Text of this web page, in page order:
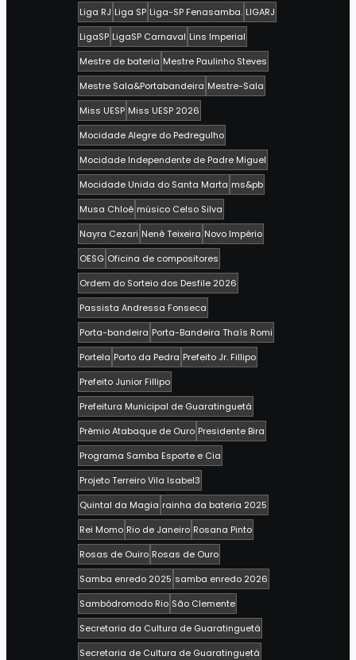
Liga RJ Liga SP Liga-SP Fenasamba. LIGARJ
LigaSP LigaSP Carnaval Lins Imperial
Mestre de bateria Mestre Paulinho Steves
Mestre Sala&Portabandeira Mestre-Sala
Miss UESP Miss UESP 2026
Mocidade Alegre do Pedregulho
Mocidade Independente de Padre Miguel
Mocidade Unida do Santa Marta ms&pb
Musa Chloé músico Celso Silva
Nayra Cezari Nenê Teixeira Novo Império
OESG Oficina de compositores
Ordem do Sorteio dos Desfile 2026
Passista Andressa Fonseca
Porta-bandeira Porta-Bandeira Thaís Romi
Portela Porto da Pedra Prefeito Jr. Fillipo
Prefeito Junior Fillipo
Prefeitura Municipal de Guaratinguetá
Prêmio Atabaque de Ouro Presidente Bira
Programa Samba Esporte e Cia
Projeto Terreiro Vila Isabel3
Quintal da Magia rainha da bateria 2025
Rei Momo Rio de Janeiro Rosana Pinto
Rosas de Ouiro Rosas de Ouro
Samba enredo 2025 samba enredo 2026
Sambódromodo Rio São Clemente
Secretaria da Cultura de Guaratinguetá
Secretaria de Cultura de Guaratinguetá